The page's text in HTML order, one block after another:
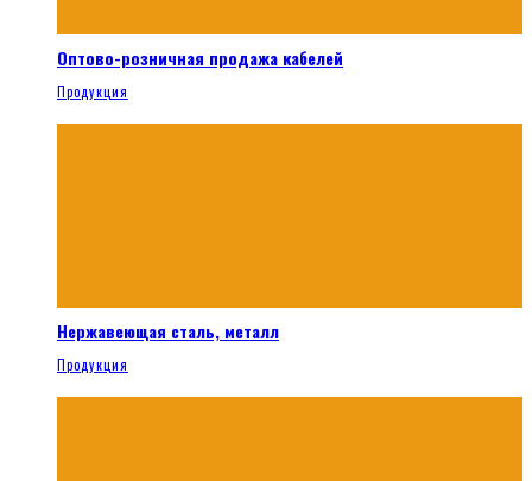
Оптово-розничная продажа кабелей
Продукция
Нержавеющая сталь, металл
Продукция